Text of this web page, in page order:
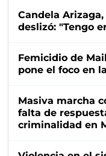
Candela
deslizó: "Tengo
Femicidio de
pone el foco en
Masiva marcha
falta de
criminalidad en